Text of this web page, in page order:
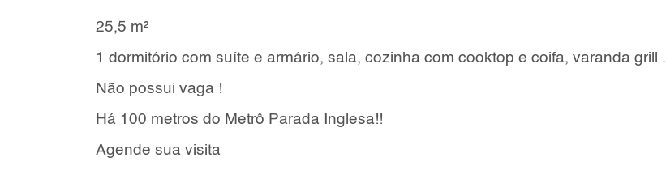
25,5 m²
1 dormitório com suíte e armário, sala, cozinha com cooktop e coifa, varanda grill .
Não possui vaga !
Há 100 metros do Metrô Parada Inglesa!!
Agende sua visita